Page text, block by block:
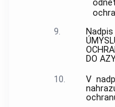
9.
DO
10.
V